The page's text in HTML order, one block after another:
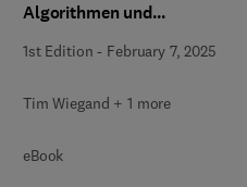
Algorithmen und
1st Edition - February 7, 2025
Tim Wiegand + 1 more
eBook